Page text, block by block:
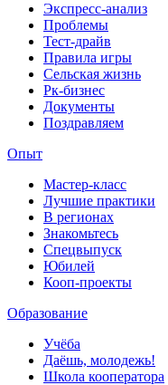
Экспресс-анализ
Проблемы
Тест-драйв
Правила игры
Сельская жизнь
Рк-бизнес
Документы
Поздравляем
Опыт
Мастер-класс
Лучшие практики
В регионах
Знакомьтесь
Спецвыпуск
Юбилей
Кооп-проекты
Образование
Учёба
Даёшь, молодежь!
Школа кооператора